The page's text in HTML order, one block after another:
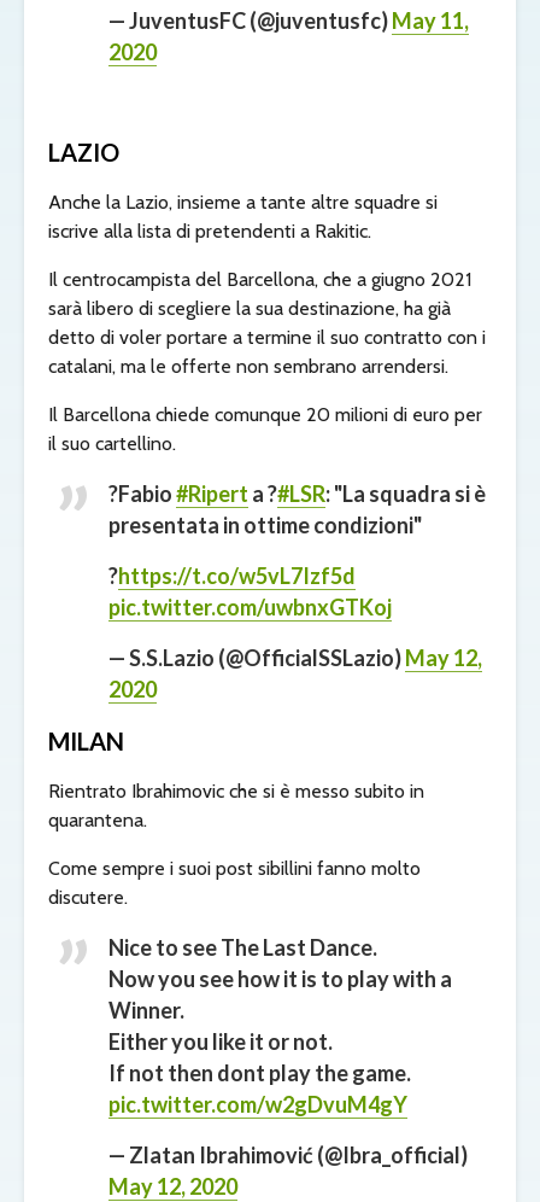
— JuventusFC (@juventusfc)May 11,
2020
LAZIO
Anche la Lazio, insieme a tante altre squadre si
iscrive alla lista di pretendenti a Rakitic.
Il centrocampista del Barcellona, che a giugno 2021
sarà libero di scegliere la sua destinazione, ha già
detto di voler portare a termine il suo contratto con i
catalani, ma le offerte non sembrano arrendersi.
Il Barcellona chiede comunque 20 milioni di euro per
il suo cartellino.
?️Fabio#Ripert a ?#LSR: "La squadra si è
presentata in ottime condizioni"
?https://t.co/w5vL7Izf5d
pic.twitter.com/uwbnxGTKoj
— S.S.Lazio (@OfficialSSLazio)May 12,
2020
MILAN
Rientrato Ibrahimovic che si è messo subito in
quarantena.
Come sempre i suoi post sibillini fanno molto
discutere.
Nice to see The Last Dance.
Now you see how it is to play with a
Winner.
Either you like it or not.
If not then dont play the game.
pic.twitter.com/w2gDvuM4gY
— Zlatan Ibrahimović (@Ibra_official)
May 12, 2020